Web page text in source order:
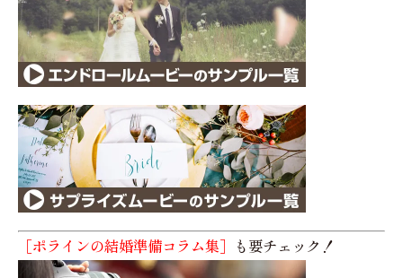
［ポラインの結婚準備コラム集］ も要チェック！